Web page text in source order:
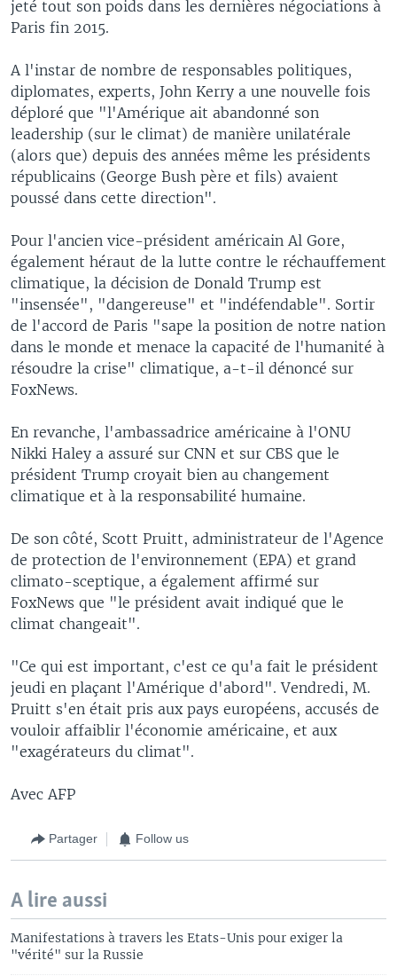
jeté tout son poids dans les dernières négociations à
Paris fin 2015.
A l'instar de nombre de responsables politiques,
diplomates, experts, John Kerry a une nouvelle fois
déploré que "l'Amérique ait abandonné son
leadership (sur le climat) de manière unilatérale
(alors que) depuis des années même les présidents
républicains (George Bush père et fils) avaient
poussé dans cette direction".
Pour l'ancien vice-président américain Al Gore,
également héraut de la lutte contre le réchauffement
climatique, la décision de Donald Trump est
"insensée", "dangereuse" et "indéfendable". Sortir
de l'accord de Paris "sape la position de notre nation
dans le monde et menace la capacité de l'humanité à
résoudre la crise" climatique, a-t-il dénoncé sur
FoxNews.
En revanche, l'ambassadrice américaine à l'ONU
Nikki Haley a assuré sur CNN et sur CBS que le
président Trump croyait bien au changement
climatique et à la responsabilité humaine.
De son côté, Scott Pruitt, administrateur de l'Agence
de protection de l'environnement (EPA) et grand
climato-sceptique, a également affirmé sur
FoxNews que "le président avait indiqué que le
climat changeait".
"Ce qui est important, c'est ce qu'a fait le président
jeudi en plaçant l'Amérique d'abord". Vendredi, M.
Pruitt s'en était pris aux pays européens, accusés de
vouloir affaiblir l'économie américaine, et aux
"exagérateurs du climat".
Avec AFP
Partager Follow us
A lire aussi
Manifestations à travers les Etats-Unis pour exiger la
"vérité" sur la Russie